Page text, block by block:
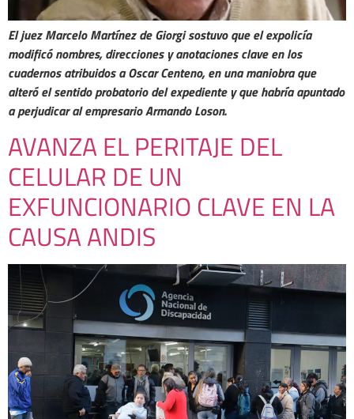
El juez Marcelo Martínez de Giorgi sostuvo que el expolicía
modificó nombres, direcciones y anotaciones clave en los
cuadernos atribuidos a Oscar Centeno, en una maniobra que
alteró el sentido probatorio del expediente y que habría apuntado
a perjudicar al empresario Armando Loson.
AVANZA EL PERITAJE DEL
CELULAR DE UN
EXFUNCIONARIO CLAVE EN LA
CAUSA ANDIS